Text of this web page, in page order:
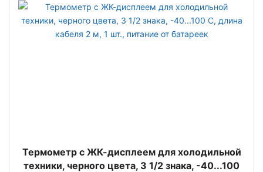
Термометр с ЖК-дисплеем для холодильной
техники, черного цвета, 3 1/2 знака, -40...100